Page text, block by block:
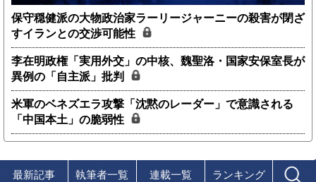
保守穏健派の大物政治家ラーリージャーニーの殺害が閉ざ
すイランとの交渉可能性
李在明政権「実用外交」の中核、魏聖洛・国家安保室長が
異例の「自主派」批判
米軍のベネズエラ攻撃「沈黙のレーダー」で意識される
「中国本土」の脆弱性
最新記事 執筆者一覧 連載一覧 ランキング